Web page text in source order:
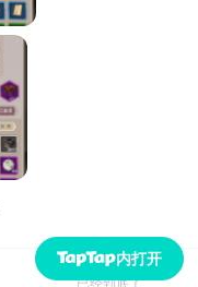
已经到底了
内打开